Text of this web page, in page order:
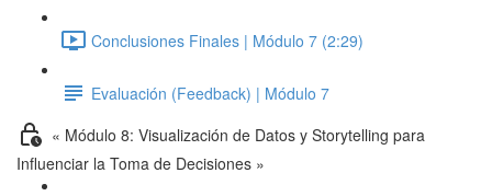
Conclusiones Finales | Módulo 7 (2:29)
Evaluación (Feedback) | Módulo 7
« Módulo 8: Visualización de Datos y Storytelling para
Influenciar la Toma de Decisiones »